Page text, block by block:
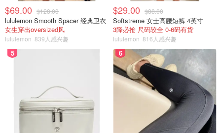
番茄茄茄茄 1.9w
$69.00 $128.00
lululemon Smooth Spacer 经典卫衣
女生穿出oversized风
lululemon 839人感兴趣
$29.00 $88.00
Softstreme 女士高腰短裤 4英寸
3降必抢 尺码较全 0-6码有货
lululemon 816人感兴趣
5 6